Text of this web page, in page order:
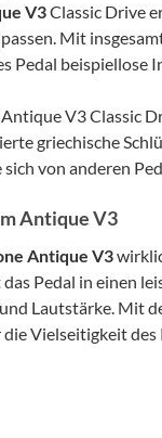
V3Classic Drive
Mit
Pedal
V3 Classic
griechische
von anderen
Antique V3
Antique V3
Pedal in einen
Lautstärke. Mit
Vielseitigkeit